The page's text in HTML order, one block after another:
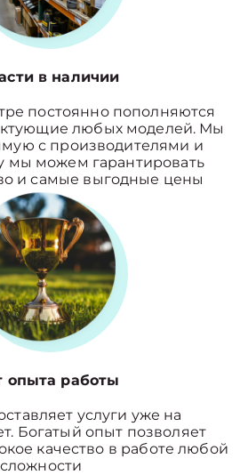
в наличии
постоянно пополняются
любых моделей. Мы
с производителями и
мы можем гарантировать
и самые выгодные цены
опыта работы
услуги уже на
Богатый опыт позволяет
качество в работе любой
сложности